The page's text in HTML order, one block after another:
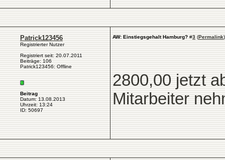
Patrick123456
Registrierter Nutzer
Registriert seit: 20.07.2011
Beiträge: 106
Patrick123456: Offline
Beitrag
Datum: 13.08.2013
Uhrzeit: 13:24
ID: 50697
AW: Einstiegsgehalt Hamburg? #3 (Permalink)
2800,00 jetzt
Mitarbeiter